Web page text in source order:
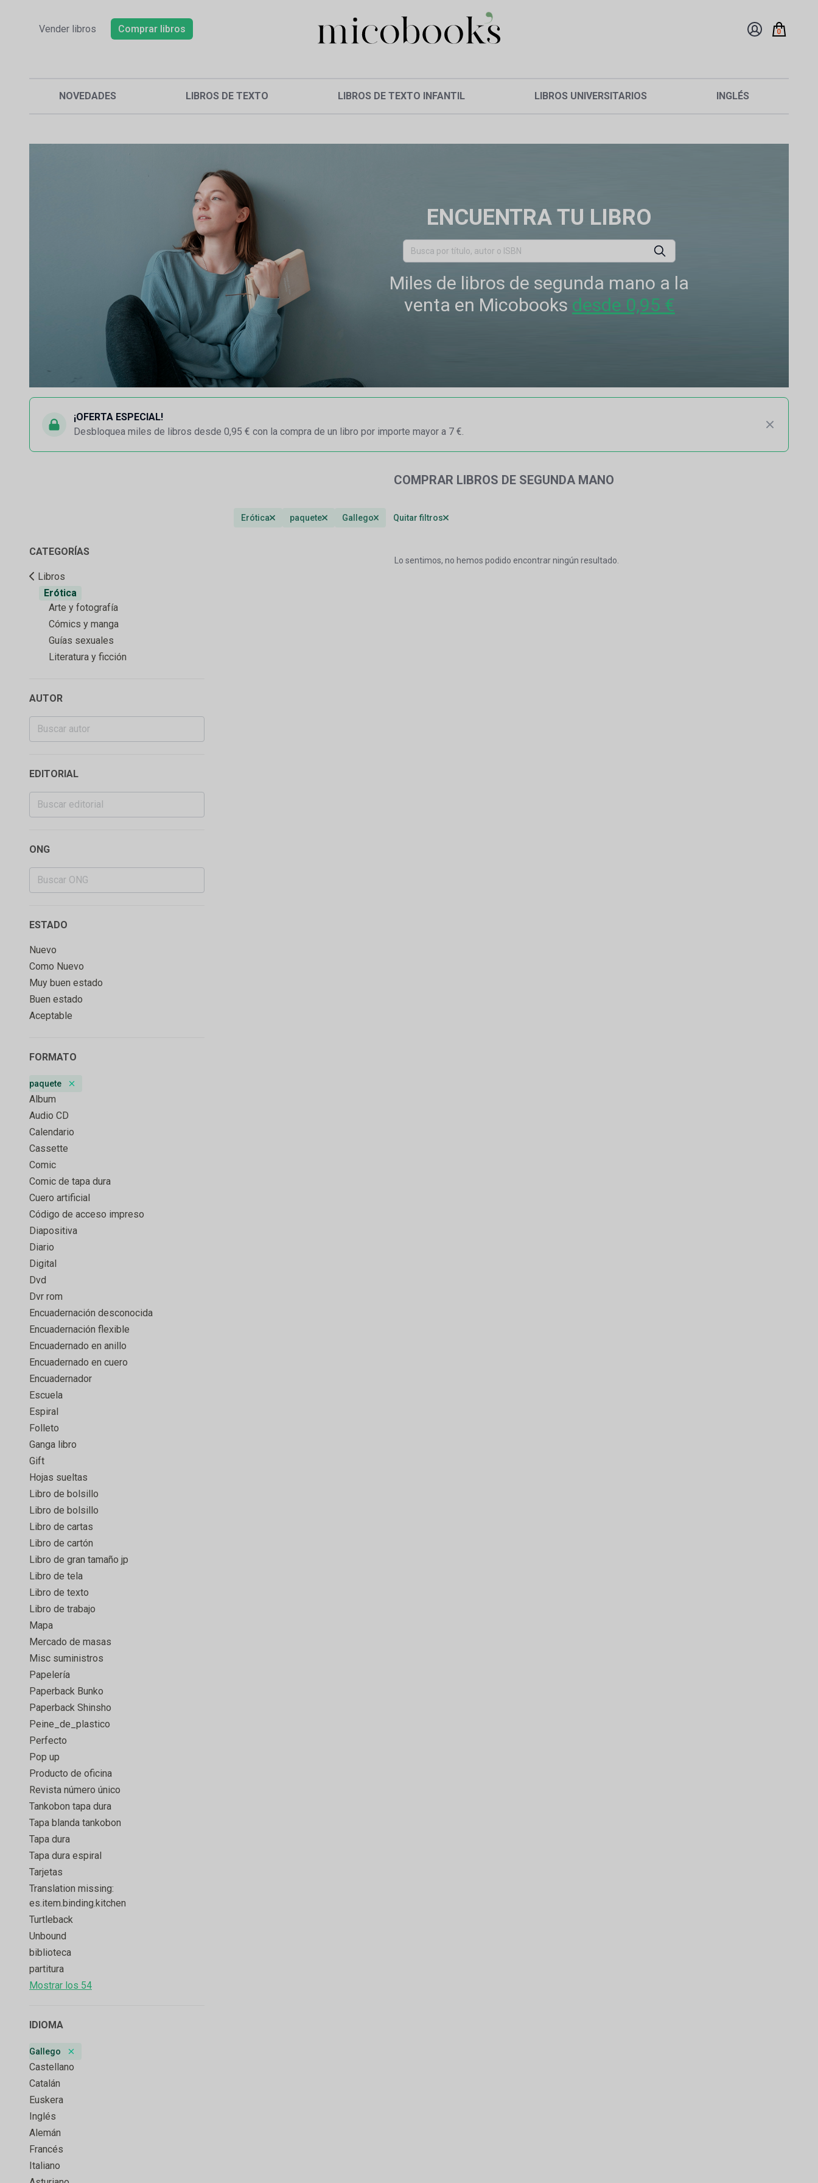
Vender libros Comprar libros 0
NOVEDADES LIBROS DE TEXTO LIBROS DE TEXTO INFANTIL LIBROS UNIVERSITARIOS INGLÉS
ENCUENTRA TU LIBRO
Miles de libros de segunda mano a la
venta en Micobooks desde 0,95 €
¡OFERTA ESPECIAL!
Desbloquea miles de libros desde 0,95 € con la compra de un libro por importe mayor a 7 €.
COMPRAR LIBROS DE SEGUNDA MANO
Erótica paquete Gallego Quitar filtros
CATEGORÍAS
Libros
Erótica
Arte y fotografía
Cómics y manga
Guías sexuales
Literatura y ficción
AUTOR
EDITORIAL
ONG
ESTADO
Nuevo
Como Nuevo
Muy buen estado
Buen estado
Aceptable
FORMATO
paquete
Remove badge
Album
Audio CD
Calendario
Cassette
Comic
Comic de tapa dura
Cuero artificial
Código de acceso impreso
Diapositiva
Diario
Digital
Dvd
Dvr rom
Encuadernación desconocida
Encuadernación flexible
Encuadernado en anillo
Encuadernado en cuero
Encuadernador
Escuela
Espiral
Folleto
Ganga libro
Gift
Hojas sueltas
Libro de bolsillo
Libro de bolsillo
Libro de cartas
Libro de cartón
Libro de gran tamaño jp
Libro de tela
Libro de texto
Libro de trabajo
Mapa
Mercado de masas
Misc suministros
Papelería
Paperback Bunko
Paperback Shinsho
Peine_de_plastico
Perfecto
Pop up
Producto de oficina
Revista número único
Tankobon tapa dura
Tapa blanda tankobon
Tapa dura
Tapa dura espiral
Tarjetas
Translation missing:
es.item.binding.kitchen
Turtleback
Unbound
biblioteca
partitura
Mostrar los 54
IDIOMA
Gallego
Remove badge
Castellano
Catalán
Euskera
Inglés
Alemán
Francés
Italiano
Lo sentimos, no hemos podido encontrar ningún resultado.